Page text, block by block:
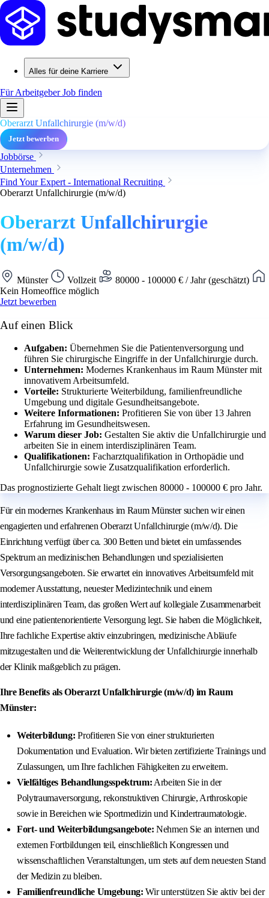
Alles für deine Karriere
Für ArbeitgeberJob finden
Oberarzt Unfallchirurgie (m/w/d)
Jetzt bewerben
Jobbörse
Unternehmen
Find Your Expert - International Recruiting
Oberarzt Unfallchirurgie (m/w/d)
Oberarzt Unfallchirurgie
(m/w/d)
Münster Vollzeit
80000 - 100000 € / Jahr (geschätzt)
Kein Homeoffice möglich
Jetzt bewerben
Auf einen Blick
Aufgaben: Übernehmen Sie die Patientenversorgung und
führen Sie chirurgische Eingriffe in der Unfallchirurgie durch.
Unternehmen: Modernes Krankenhaus im Raum Münster mit
innovativem Arbeitsumfeld.
Vorteile: Strukturierte Weiterbildung, familienfreundliche
Umgebung und digitale Gesundheitsangebote.
Weitere Informationen: Profitieren Sie von über 13 Jahren
Erfahrung im Gesundheitswesen.
Warum dieser Job: Gestalten Sie aktiv die Unfallchirurgie und
arbeiten Sie in einem interdisziplinären Team.
Qualifikationen: Facharztqualifikation in Orthopädie und
Unfallchirurgie sowie Zusatzqualifikation erforderlich.
Das prognostizierte Gehalt liegt zwischen 80000 - 100000 € pro Jahr.
Für ein modernes Krankenhaus im Raum Münster suchen wir einen
engagierten und erfahrenen Oberarzt Unfallchirurgie (m/w/d). Die
Einrichtung verfügt über ca. 300 Betten und bietet ein umfassendes
Spektrum an medizinischen Behandlungen und spezialisierten
Versorgungsangeboten. Sie erwartet ein innovatives Arbeitsumfeld mit
moderner Ausstattung, neuester Medizintechnik und einem
interdisziplinären Team, das großen Wert auf kollegiale Zusammenarbeit
und eine patientenorientierte Versorgung legt. Sie haben die Möglichkeit,
Ihre fachliche Expertise aktiv einzubringen, medizinische Abläufe
mitzugestalten und die Weiterentwicklung der Unfallchirurgie innerhalb
der Klinik maßgeblich zu prägen.
Ihre Benefits als Oberarzt Unfallchirurgie (m/w/d) im Raum
Münster:
Weiterbildung: Profitieren Sie von einer strukturierten
Dokumentation und Evaluation. Wir bieten zertifizierte Trainings und
Zulassungen, um Ihre fachlichen Fähigkeiten zu erweitern.
Vielfältiges Behandlungsspektrum: Arbeiten Sie in der
Polytraumaversorgung, rekonstruktiven Chirurgie, Arthroskopie
sowie in Bereichen wie Sportmedizin und Kindertraumatologie.
Fort- und Weiterbildungsangebote: Nehmen Sie an internen und
externen Fortbildungen teil, einschließlich Kongressen und
wissenschaftlichen Veranstaltungen, um stets auf dem neuesten Stand
der Medizin zu bleiben.
Familienfreundliche Umgebung: Wir unterstützen Sie aktiv bei der